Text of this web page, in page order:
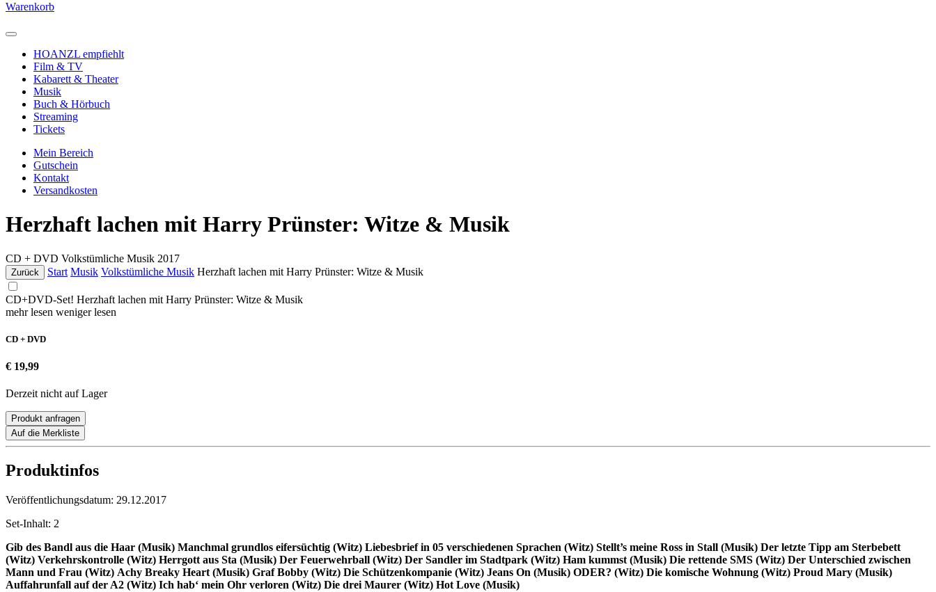
Warenkorb
HOANZL empfiehlt
Film & TV
Kabarett & Theater
Musik
Buch & Hörbuch
Streaming
Tickets
Mein Bereich
Gutschein
Kontakt
Versandkosten
Herzhaft lachen mit Harry Prünster: Witze & Musik
CD + DVD Volkstümliche Musik 2017
Zurück Start Musik Volkstümliche Musik Herzhaft lachen mit Harry Prünster: Witze & Musik
CD+DVD-Set! Herzhaft lachen mit Harry Prünster: Witze & Musik
mehr lesen weniger lesen
CD + DVD
€ 19,99
Derzeit nicht auf Lager
Produkt anfragen
Auf die Merkliste
Produktinfos
Veröffentlichungsdatum: 29.12.2017
Set-Inhalt: 2
Gib des Bandl aus die Haar (Musik) Manchmal grundlos eifersüchtig (Witz) Liebesbrief in 05 verschiedenen Sprachen (Witz) Stellt’s meine Ross in Stall (Musik) Der letzte Tipp am Sterbebett
(Witz) Verkehrskontrolle (Witz) Herrgott aus Sta (Musik) Der Feuerwehrball (Witz) Der Sandler im Stadtpark (Witz) Ham kummst (Musik) Die rettende SMS (Witz) Der Unterschied zwischen
Mann und Frau (Witz) Achy Breaky Heart (Musik) Graf Bobby (Witz) Die Schützenkompanie (Witz) Jeans On (Musik) ODER? (Witz) Die komische Wohnung (Witz) Proud Mary (Musik)
Auffahrunfall auf der A2 (Witz) Ich hab‘ mein Ohr verloren (Witz) Die drei Maurer (Witz) Hot Love (Musik)